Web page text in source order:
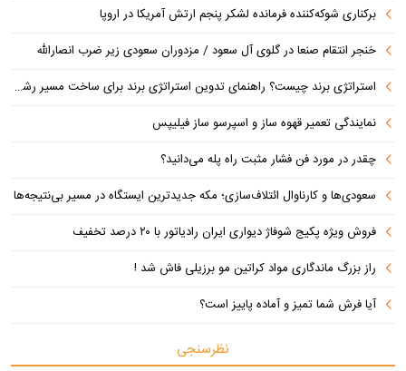
برکناری شوکه‌کننده فرمانده لشکر پنجم ارتش آمریکا در اروپا
خنجر انتقام صنعا در گلوی آل سعود / مزدوران سعودی زیر ضرب انصارالله
استراتژی برند چیست؟ راهنمای تدوین استراتژی برند برای ساخت مسیر رشد متمایز
نمایندگی تعمیر قهوه ساز و اسپرسو ساز فیلیپس
چقدر در مورد فن فشار مثبت راه پله می‌دانید؟
سعودی‌ها و کارناوال ائتلاف‌سازی؛ مکه جدیدترین ایستگاه در مسیر بی‌نتیجه‌ها
فروش ویژه پکیج شوفاژ دیواری ایران رادیاتور با ۲۰ درصد تخفیف
راز بزرگ ماندگاری مواد کراتین مو برزیلی فاش شد !
آیا فرش شما تمیز و آماده پاییز است؟
نظرسنجی